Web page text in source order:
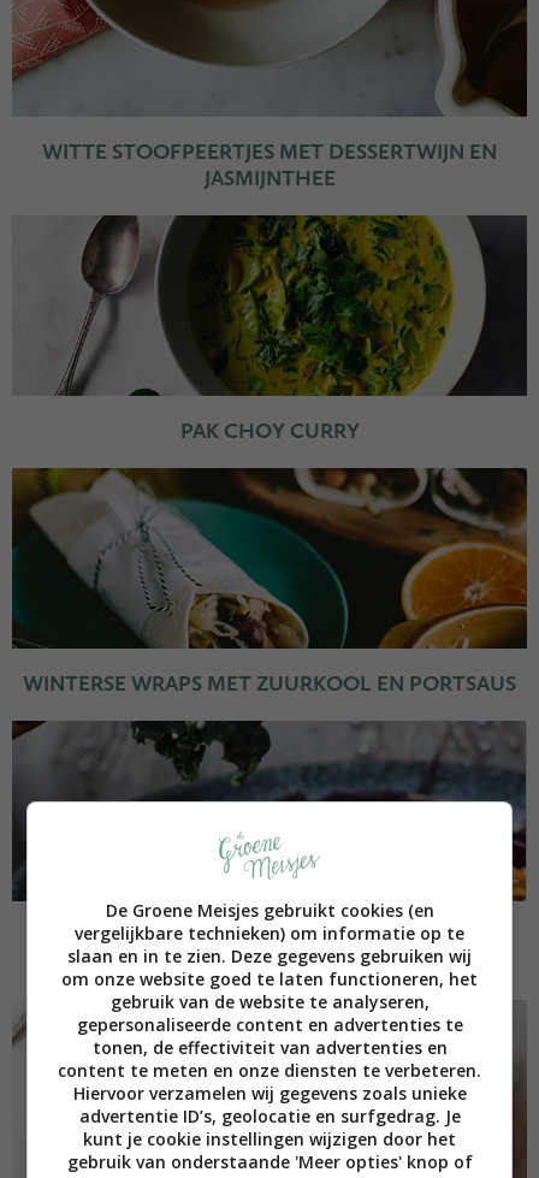
WITTE STOOFPEERTJES MET DESSERTWIJN EN
JASMIJNTHEE
PAK CHOY CURRY
WINTERSE WRAPS MET ZUURKOOL EN PORTSAUS
MAALTIJDSALADE MET RIJST, BOERENKOOL EN
TAHIN
De Groene Meisjes gebruikt cookies (en
vergelijkbare technieken) om informatie op te
slaan en in te zien. Deze gegevens gebruiken wij
om onze website goed te laten functioneren, het
gebruik van de website te analyseren,
gepersonaliseerde content en advertenties te
tonen, de effectiviteit van advertenties en
content te meten en onze diensten te verbeteren.
Hiervoor verzamelen wij gegevens zoals unieke
advertentie ID’s, geolocatie en surfgedrag. Je
kunt je cookie instellingen wijzigen door het
gebruik van onderstaande 'Meer opties' knop of